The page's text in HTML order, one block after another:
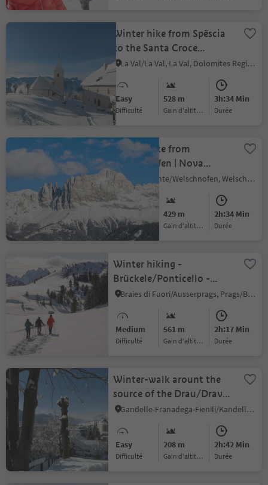
Winter hike from Spëscia
to the Santa Croce
Sanctuary
La Val/La Val, La Val, Dolomites Region Alta Badia
Easy
Difficulté
528 m
Gain d'altitude
3h:34 Min
durée
Winter hike from
Welschnofen | Nova
Levante to the Schiller
Hof hut
Nova Levante/Welschnofen, Welschnofen/Nova Levante, Dolomites Region Eggental
Medium
Difficulté
429 m
Gain d'altitude
2h:34 Min
durée
Winter hiking -
Brückele/Ponticello -
Plätzwiese high plateau
Braies di Fuori/Ausserprags, Prags/Braies, Dolomites Region 3 Zinnen
Medium
Difficulté
561 m
Gain d'altitude
2h:17 Min
durée
Winter-walk arount the
source of the Drau/Drava
river
Gandelle-Franadega-Fienili/Kandellen-Frondeigen-Stadlern, Toblach/Dobbiaco, Dolomites Region 3 Zinnen
Easy
Difficulté
208 m
Gain d'altitude
2h:42 Min
durée